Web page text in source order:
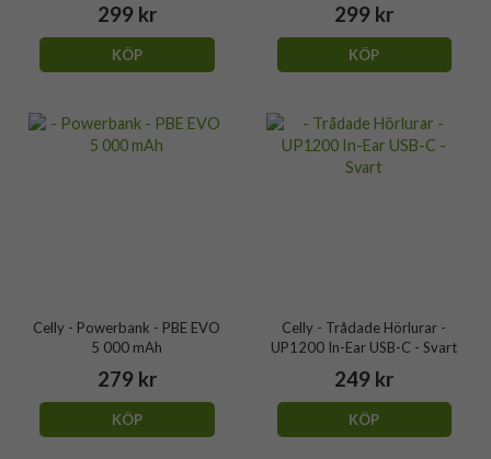
299 kr
KÖP
299 kr
KÖP
Celly - Powerbank - PBE EVO
5 000 mAh
279 kr
KÖP
Celly - Trådade Hörlurar -
UP1200 In-Ear USB-C - Svart
249 kr
KÖP